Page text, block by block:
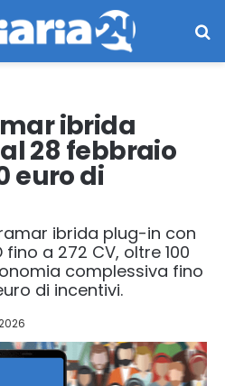
ibrida
28 febbraio
euro di
ibrida plug-in con
a 272 CV, oltre 100
complessiva fino
di incentivi.